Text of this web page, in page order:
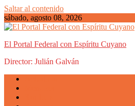
Saltar al contenido
sábado, agosto 08, 2026
El Portal Federal con Espíritu Cuyano
Director: Julián Galván